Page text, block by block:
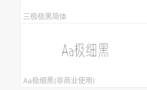
三极极黑简体
Aa极细黑(非商业使用)